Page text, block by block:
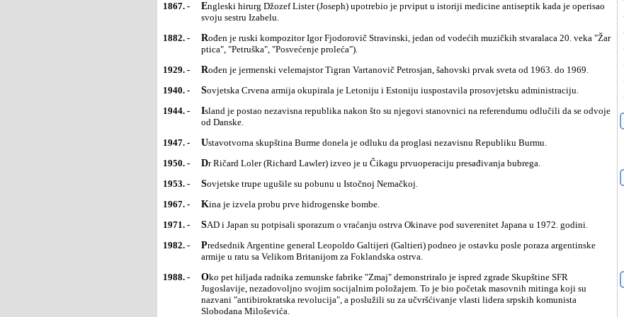
1867. -
Engleski hirurg Džozef Lister (Joseph) upotrebio je prviput u istoriji medicine antiseptik kada je operisao
svoju sestru Izabelu.
1882. -
Rođen je ruski kompozitor Igor Fjodorovič Stravinski, jedan od vodećih muzičkih stvaralaca 20. veka "Žar
ptica", "Petruška", "Posvećenje proleća").
1929. -
Rođen je jermenski velemajstor Tigran Vartanovič Petrosjan, šahovski prvak sveta od 1963. do 1969.
1940. -
Sovjetska Crvena armija okupirala je Letoniju i Estoniju iuspostavila prosovjetsku administraciju.
1944. -
Island je postao nezavisna republika nakon što su njegovi stanovnici na referendumu odlučili da se odvoje
od Danske.
1947. -
Ustavotvorna skupština Burme donela je odluku da proglasi nezavisnu Republiku Burmu.
1950. -
Dr Ričard Loler (Richard Lawler) izveo je u Čikagu prvuoperaciju presađivanja bubrega.
1953. -
Sovjetske trupe ugušile su pobunu u Istočnoj Nemačkoj.
1967. -
Kina je izvela probu prve hidrogenske bombe.
1971. -
SAD i Japan su potpisali sporazum o vraćanju ostrva Okinave pod suverenitet Japana u 1972. godini.
1982. -
Predsednik Argentine general Leopoldo Galtijeri (Galtieri) podneo je ostavku posle poraza argentinske
armije u ratu sa Velikom Britanijom za Foklandska ostrva.
1988. -
Oko pet hiljada radnika zemunske fabrike "Zmaj" demonstriralo je ispred zgrade Skupštine SFR
Jugoslavije, nezadovoljno svojim socijalnim položajem. To je bio početak masovnih mitinga koji su
nazvani "antibirokratska revolucija", a poslužili su za učvršćivanje vlasti lidera srpskih komunista
Slobodana Miloševića.